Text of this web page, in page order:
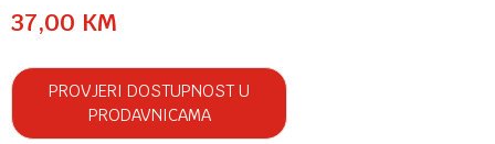
37,00 KM
PROVJERI DOSTUPNOST U
PRODAVNICAMA